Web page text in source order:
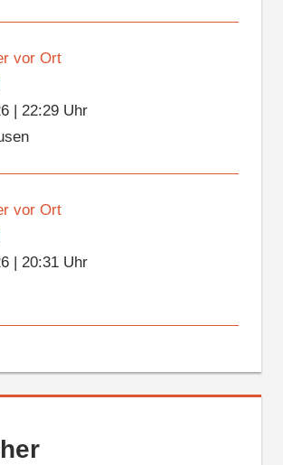
vor Ort
| 22:29 Uhr
vor Ort
| 20:31 Uhr